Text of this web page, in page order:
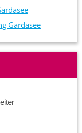
Gardasee